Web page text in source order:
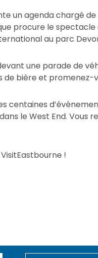
un agenda chargé
procure le spectacle
au parc
une parade de
de bière et
centaines
le West End. Vous
!